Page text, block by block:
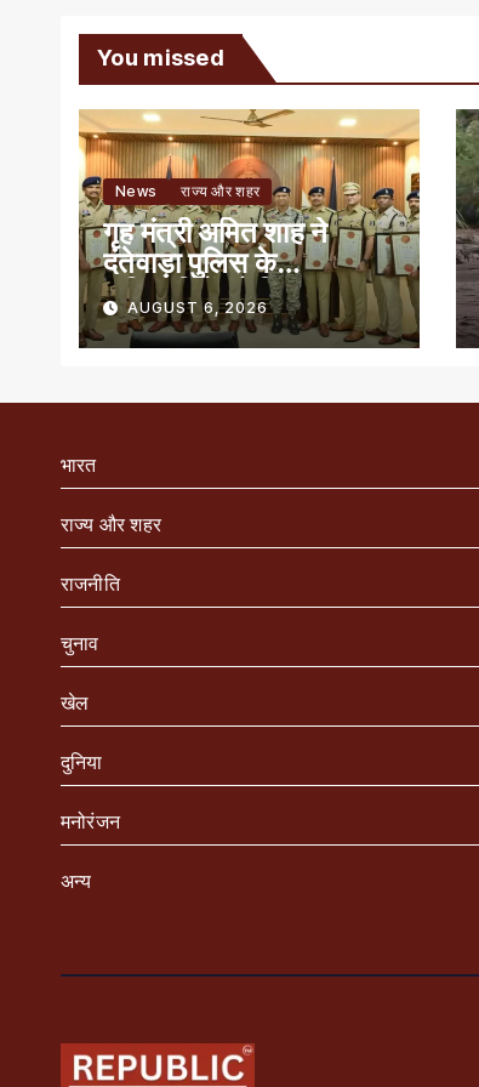
You missed
News राज्य और शहर
गृह मंत्री अमित शाह ने
दंतेवाड़ा पुलिस के
अधिकारियों को किया
सम्मानित
AUGUST 6, 2026
भारत
राज्य और शहर
राजनीति
चुनाव
खेल
दुनिया
मनोरंजन
अन्य